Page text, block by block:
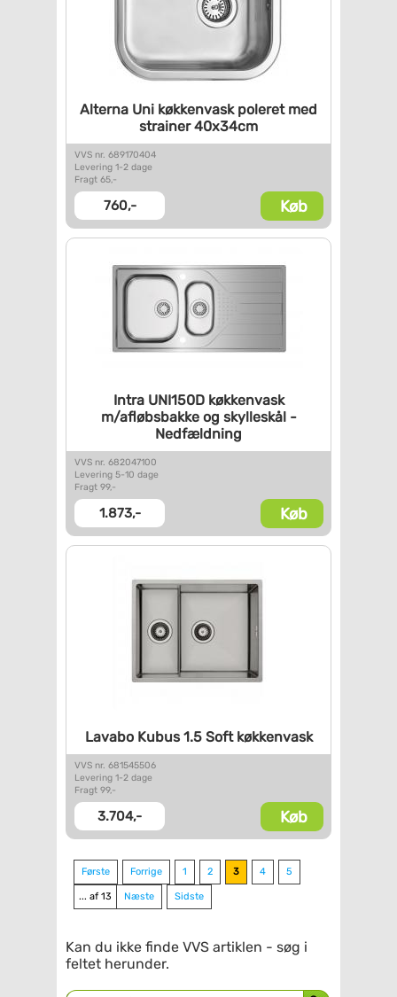
Alterna Uni køkkenvask poleretmed
strainer 40x34cm
VVS nr. 689170404
Levering 1-2 dage
Fragt 65,-
760,- Køb
Intra UNI150D køkkenvask
m/afløbsbakke og skylleskål -
Nedfældning
VVS nr. 682047100
Levering 5-10 dage
Fragt 99,-
1.873,- Køb
Lavabo Kubus 1.5 Softkøkkenvask
VVS nr. 681545506
Levering 1-2 dage
Fragt 99,-
3.704,- Køb
Første Forrige 1 2 3 4 5
... af 13 Næste Sidste
Kan du ikke finde VVS artiklen - søg i
feltet herunder.